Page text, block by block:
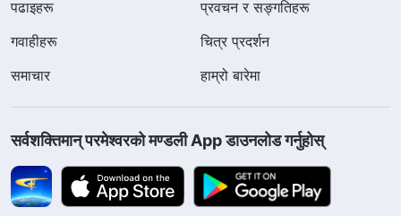
पढाइहरू
प्रवचन र सङ्गतिहरू
गवाहीहरू
चित्र प्रदर्शन
समाचार
हाम्रो बारेमा
सर्वशक्तिमान्‌ परमेश्‍वरको मण्डली App डाउनलोड गर्नुहोस्